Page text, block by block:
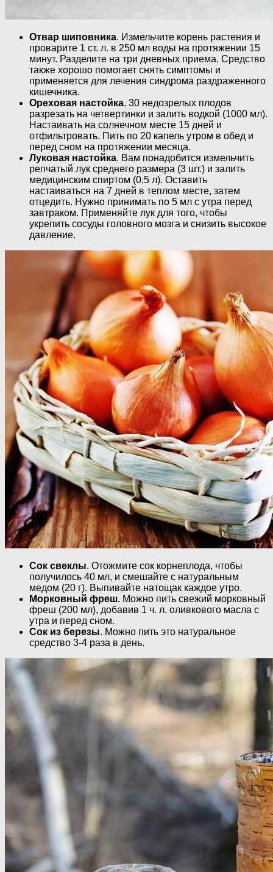
Отвар шиповника. Измельчите корень растения и
проварите 1 ст. л. в 250 мл воды на протяжении 15
минут. Разделите на три дневных приема. Средство
также хорошо помогает снять симптомы и
применяется для лечения синдрома раздраженного
кишечника.
Ореховая настойка. 30 недозрелых плодов
разрезать на четвертинки и залить водкой (1000 мл).
Настаивать на солнечном месте 15 дней и
отфильтровать. Пить по 20 капель утром в обед и
перед сном на протяжении месяца.
Луковая настойка. Вам понадобится измельчить
репчатый лук среднего размера (3 шт.) и залить
медицинским спиртом (0,5 л). Оставить
настаиваться на 7 дней в теплом месте, затем
отцедить. Нужно принимать по 5 мл с утра перед
завтраком. Применяйте лук для того, чтобы
укрепить сосуды головного мозга и снизить высокое
давление.
Сок свеклы. Отожмите сок корнеплода, чтобы
получилось 40 мл, и смешайте с натуральным
медом (20 г). Выпивайте натощак каждое утро.
Морковный фреш. Можно пить свежий морковный
фреш (200 мл), добавив 1 ч. л. оливкового масла с
утра и перед сном.
Сок из березы. Можно пить это натуральное
средство 3-4 раза в день.